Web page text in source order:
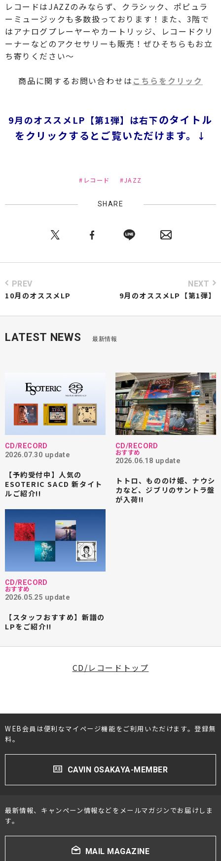
レコードはJAZZのみならず、クラシック、ポピュラ
ーミュージックも多数扱っております！また、3階で
はアナログプレーヤーやカートリッジ、レコードクリ
ーナーなどのアクセサリーも販売！ぜひそちらもお立
ち寄りください〜
商品に関するお問い合わせは こちらをクリック
9月のオススメLP【第1弾】は右下のタイトル
をクリックするとご覧いただけます。
↓
#レコード #JAZZ
SHARE
PREV
10月のオススメLP
NEXT
9月のオススメLP【第1弾】
LATEST NEWS 最新情報
CD/RECORD
2026.07.30 update
【予約受付中】人気の
ESOTERIC SACD 新タイト
ルご紹介!!
CD/RECORD
おすすめ
2026.06.18 update
トトロ、もののけ姫、ナウシ
カなど、ジブリのサントラ盤
が入荷!!
CD/RECORD
おすすめ
2026.05.25 update
【スタッフおすすめ】新譜の
LPをご紹介!!
CD/レコードトップ
WEB会員は便利なマイページ機能をご利用いただけます。登録無
料。
CAVIN OSAKAYA-MEMBER
最新情報、キャンペーン情報などをメールマガジンでお届けしま
す。
MAIL MAGAZINE